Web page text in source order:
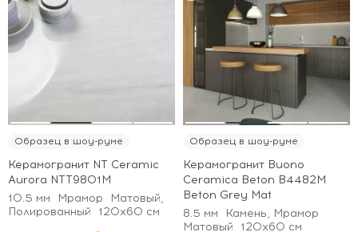
Образец в шоу-руме
Керамогранит NT Ceramic
Aurora NTT9801M
10.5 мм
Мрамор
Матовый,
Полированный
120x60 см
Образец в шоу-руме
Керамогранит Buono
Ceramica Beton B4482M
Beton Grey Mat
8.5 мм
Камень, Мрамор
Матовый
120x60 см